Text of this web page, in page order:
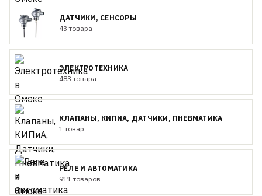
ДАТЧИКИ, СЕНСОРЫ
43 товара
ЭЛЕКТРОТЕХНИКА
483 товара
КЛАПАНЫ, КИПИА, ДАТЧИКИ, ПНЕВМАТИКА
1 товар
РЕЛЕ И АВТОМАТИКА
911 товаров